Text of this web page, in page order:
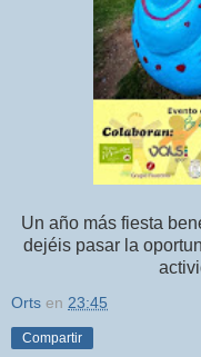
Un año más fiesta
dejéis pasar la
Orts en 23:45
Compartir